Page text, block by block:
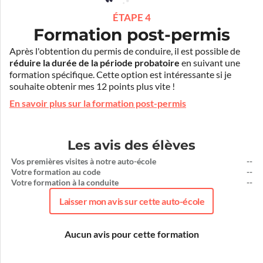
ÉTAPE 4
Formation post-permis
Après l'obtention du permis de conduire, il est possible de
réduire la durée de la période probatoire en suivant une
formation spécifique. Cette option est intéressante si je
souhaite obtenir mes 12 points plus vite !
En savoir plus sur la formation post-permis
Les avis des élèves
Vos premières visites à notre auto-école
Votre formation au code
Votre formation à la conduite
--
--
--
Laisser mon avis sur cette auto-école
Aucun avis pour cette formation